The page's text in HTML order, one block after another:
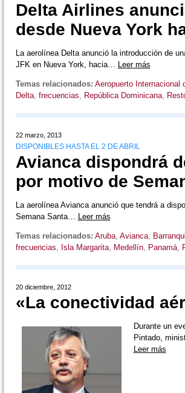
Delta Airlines
desde Nueva York
La aerolínea Delta anunció la introducción de
JFK en Nueva York, hacia… Leer más
Temas relacionados: Aeropuerto Internacional
Delta, frecuencias, República Dominicana,
22 marzo, 2013
DISPONIBLES HASTA EL 2 DE ABRIL
Avianca dispondrá
por motivo de
La aerolínea Avianca anunció que tendrá a
Semana Santa… Leer más
Temas relacionados: Aruba, Avianca,
frecuencias, Isla Margarita, Medellín, Panamá,
20 diciembre, 2012
«La conectividad
Durante un
Pintado,
Leer más